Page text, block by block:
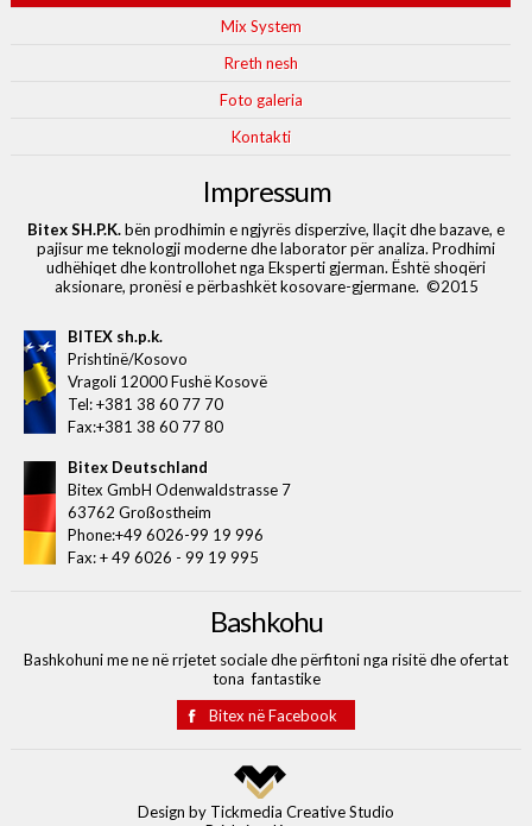
Mix System
Rreth nesh
Foto galeria
Kontakti
Impressum
Bitex SH.P.K.bën prodhimin e ngjyrës disperzive, llaçit dhe bazave, e
pajisur me teknologji moderne dhe laborator për analiza. Prodhimi
udhëhiqet dhe kontrollohet nga Eksperti gjerman. Është shoqëri
aksionare, pronësi e përbashkët kosovare-gjermane. ©2015
BITEX sh.p.k.
Prishtinë/Kosovo
Vragoli 12000 Fushë Kosovë
Tel: +381 38 60 77 70
Fax:+381 38 60 77 80
Bitex Deutschland
Bitex GmbH Odenwaldstrasse 7
63762 Großostheim
Phone:+49 6026-99 19 996
Fax: + 49 6026 - 99 19 995
Bashkohu
Bashkohuni me ne në rrjetet sociale dhe përfitoni nga risitë dhe ofertat
tona fantastike
Bitex në Facebook
Design by Tickmedia Creative Studio